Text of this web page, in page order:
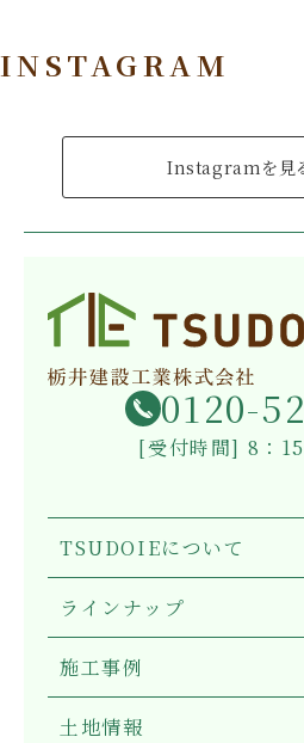
INSTAGRAM
Instagramを見
0120-
[受付時間] 8：
TSUDOIEについて
ラインナップ
施工事例
土地情報